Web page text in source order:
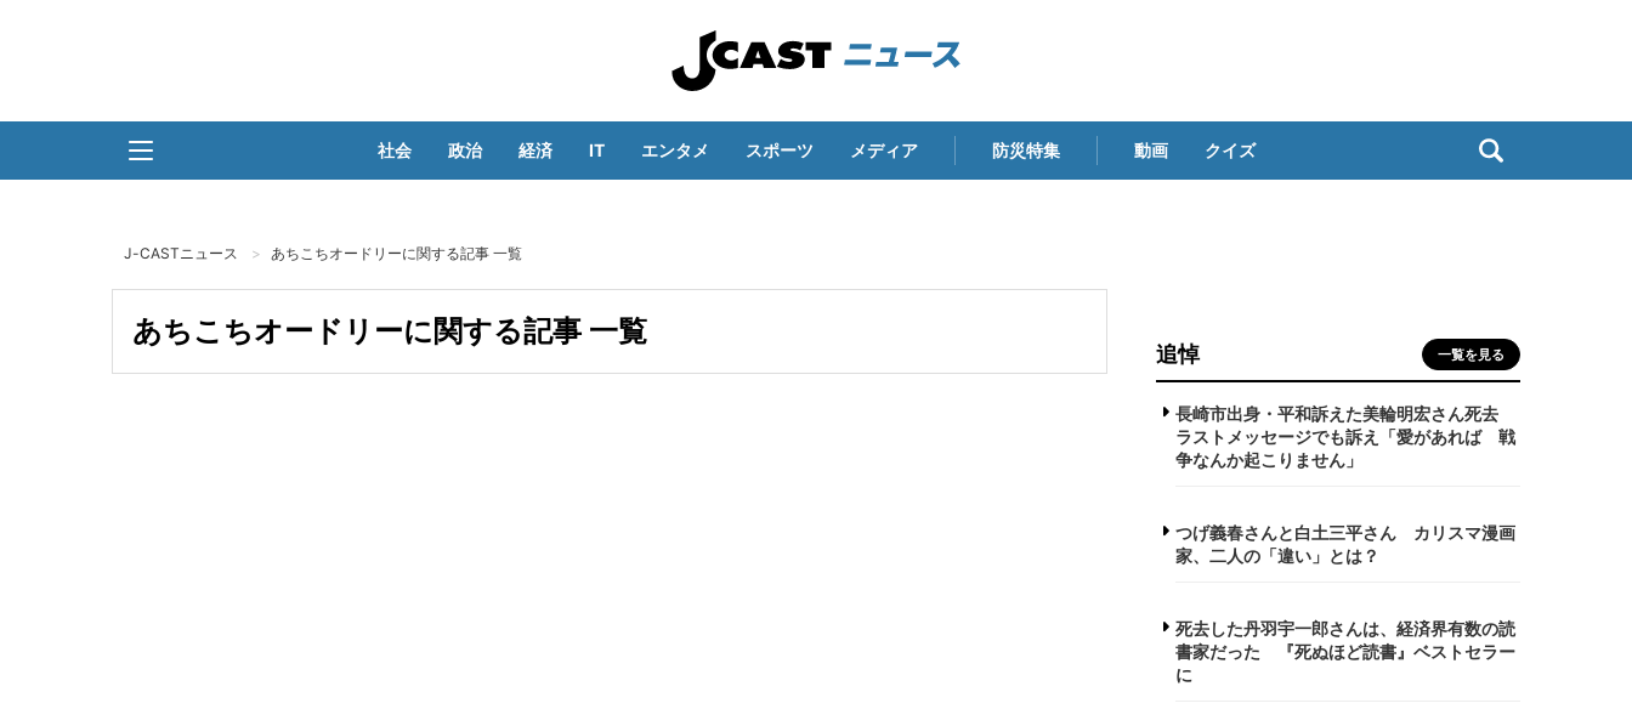
社会 政治 経済 IT エンタメ スポーツ メディア 防災特集 動画 クイズ
J-CASTニュース あちこちオードリーに関する記事 一覧
あちこちオードリーに関する記事 一覧
追悼 一覧を見る
長崎市出身・平和訴えた美輪明宏さん死去
ラストメッセージでも訴え「愛があれば 戦
争なんか起こりません」
つげ義春さんと白土三平さん カリスマ漫画
家、二人の「違い」とは？
死去した丹羽宇一郎さんは、経済界有数の読
書家だった 『死ぬほど読書』ベストセラー
に